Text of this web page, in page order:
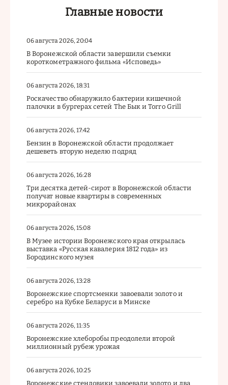
Главные новости
06 августа 2026, 20:04
В Воронежской области завершили съемки
короткометражного фильма «Исповедь»
06 августа 2026, 18:31
Роскачество обнаружило бактерии кишечной
палочки в бургерах сетей The Бык и Torro Grill
06 августа 2026, 17:42
Бензин в Воронежской области продолжает
дешеветь вторую неделю подряд
06 августа 2026, 16:28
Три десятка детей-сирот в Воронежской области
получат новые квартиры в современных
микрорайонах
06 августа 2026, 15:08
В Музее истории Воронежского края открылась
выставка «Русская кавалерия 1812 года» из
Бородинского музея
06 августа 2026, 13:28
Воронежские спортсменки завоевали золото и
серебро на Кубке Беларуси в Минске
06 августа 2026, 11:35
Воронежские хлеборобы преодолели второй
миллионный рубеж урожая
06 августа 2026, 10:25
Воронежские стендовики завоевали золото и два